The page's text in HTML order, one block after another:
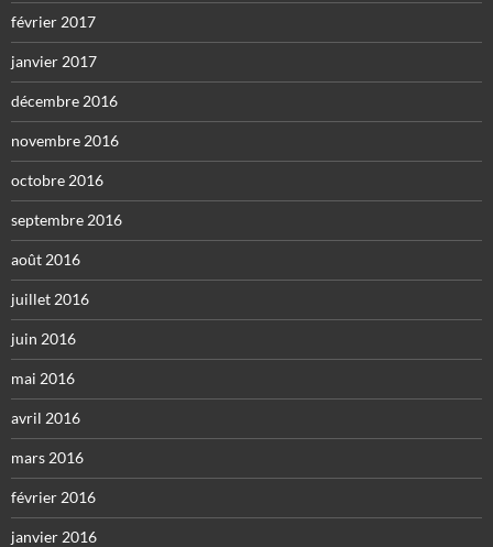
février 2017
janvier 2017
décembre 2016
novembre 2016
octobre 2016
septembre 2016
août 2016
juillet 2016
juin 2016
mai 2016
avril 2016
mars 2016
février 2016
janvier 2016